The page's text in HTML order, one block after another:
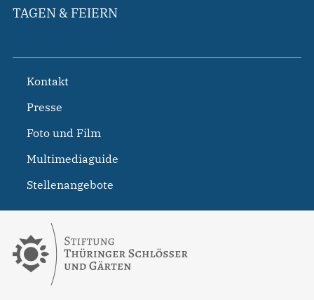
TAGEN & FEIERN
Kontakt
Presse
Foto und Film
Multimediaguide
Stellenangebote